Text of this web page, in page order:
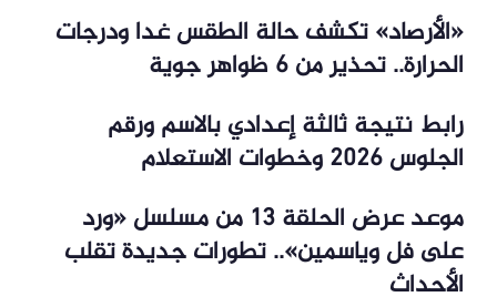
«الأرصاد» تكشف حالة الطقس غدا ودرجات
الحرارة.. تحذير من 6 ظواهر جوية
رابط نتيجة ثالثة إعدادي بالاسم ورقم
الجلوس 2026 وخطوات الاستعلام
موعد عرض الحلقة 13 من مسلسل «ورد
على فل وياسمين».. تطورات جديدة تقلب
الأحداث